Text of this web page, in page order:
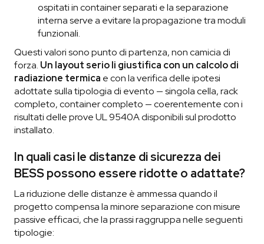
ospitati in container separati e la separazione
interna serve a evitare la propagazione tra moduli
funzionali.
Questi valori sono punto di partenza, non camicia di
forza. Un layout serio li giustifica con un calcolo di
radiazione termica e con la verifica delle ipotesi
adottate sulla tipologia di evento — singola cella, rack
completo, container completo — coerentemente con i
risultati delle prove UL 9540A disponibili sul prodotto
installato.
In quali casi le distanze di sicurezza dei
BESS possono essere ridotte o adattate?
La riduzione delle distanze è ammessa quando il
progetto compensa la minore separazione con misure
passive efficaci, che la prassi raggruppa nelle seguenti
tipologie: